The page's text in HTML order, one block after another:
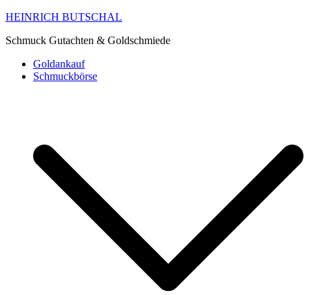
HEINRICH BUTSCHAL
Schmuck Gutachten & Goldschmiede
Goldankauf
Schmuckbörse